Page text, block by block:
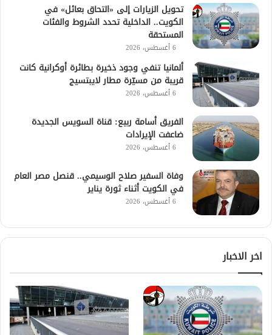
تحويل الزيارات إلى «التحاق بعائل» في
الكويت.. الداخلية تحدد الشروط والفئات
المستحقة
6 أغسطس، 2026
ألمانيا تنفي وجود ذخيرة بطائرة أوكرانية كانت
قريبة من مسيّرة مطار لايبتسيج
6 أغسطس، 2026
الفريق أسامة ربيع: قناة السويس الجديدة
ضاعفت الإيرادات
6 أغسطس، 2026
وفاة السفير صلاح الوسيمي.. قنصل مصر العام
في الكويت أثناء ثورة يناير
6 أغسطس، 2026
اخر الاخبار